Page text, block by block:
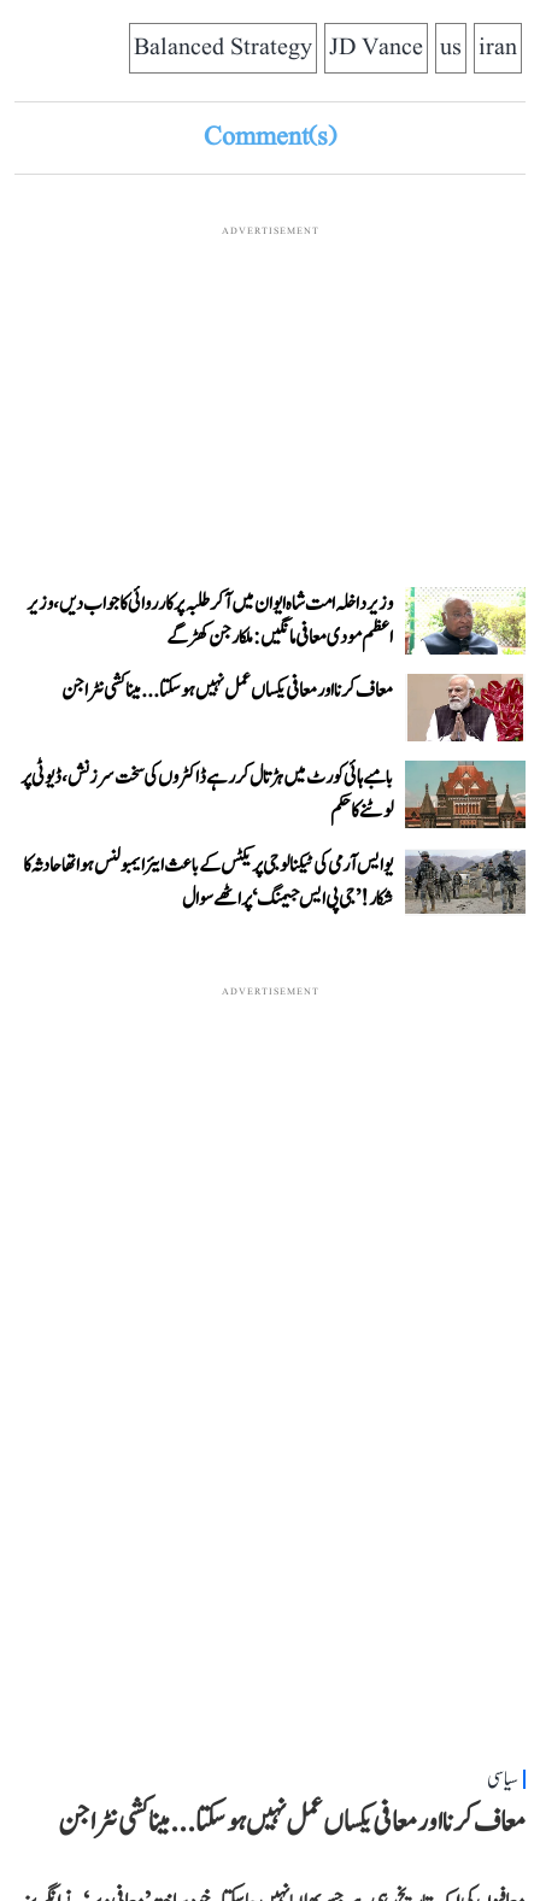
iran
us
JD Vance
Balanced Strategy
Comment(s)
ADVERTISEMENT
وزیر داخلہ امت شاہ ایوان میں آ کر طلبہ پر کارروائی کا جواب دیں، وزیر
اعظم مودی معافی مانگیں: ملکارجن کھڑگے
معاف کرنا اور معافی یکساں عمل نہیں ہو سکتا... میناکشی نٹراجن
بامبے ہائی کورٹ میں ہڑتال کر رہے ڈاکٹروں کی سخت سرزنش، ڈیوٹی پر
لوٹنے کا حکم
یو ایس آرمی کی ٹیکنالوجی پریکٹس کے باعث ایئر ایمبولنس ہوا تھا حادثہ کا
شکار! ’جی پی ایس جیمنگ‘ پر اٹھے سوال
ADVERTISEMENT
سیاسی
معاف کرنا اور معافی یکساں عمل نہیں ہو سکتا... میناکشی نٹراجن